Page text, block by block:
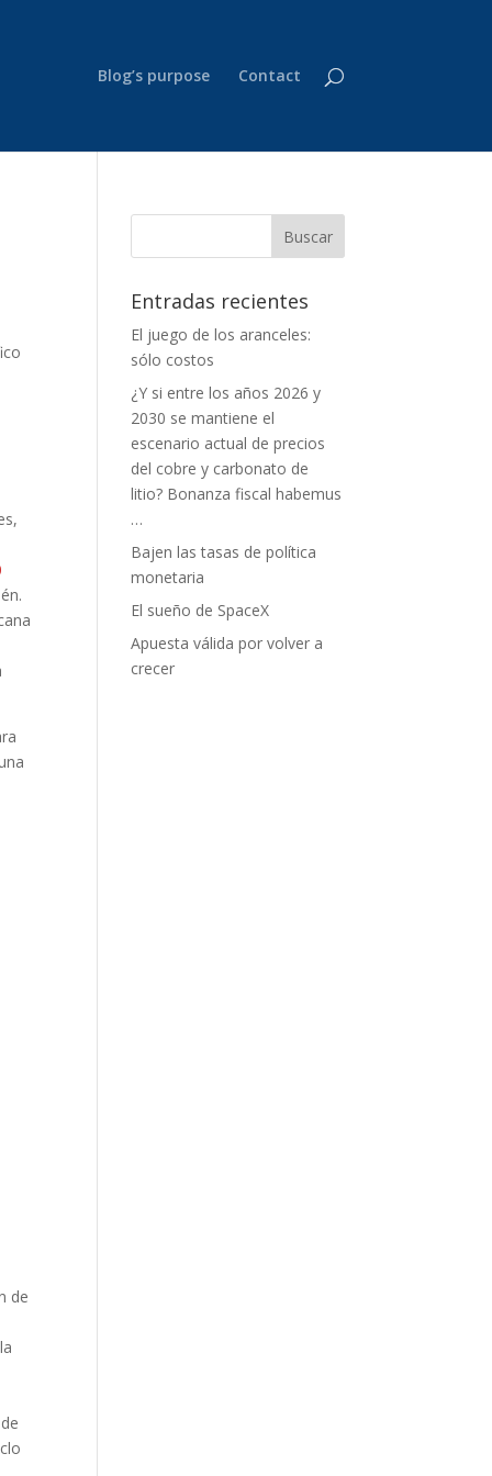
Blog’s purpose Contact
de
Entradas recientes
El juego de los aranceles:
sólo costos
¿Y si entre los años 2026 y
2030 se mantiene el
escenario actual de precios
del cobre y carbonato de
litio? Bonanza fiscal habemus
…
Bajen las tasas de política
monetaria
El sueño de SpaceX
Apuesta válida por volver a
crecer